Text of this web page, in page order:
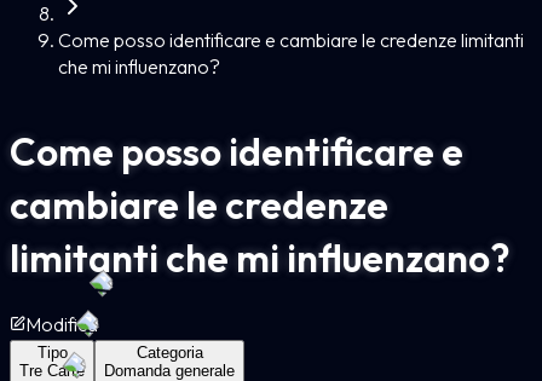
Come posso identificare e cambiare le credenze limitanti
che mi influenzano?
Come posso identificare e
cambiare le credenze
limitanti che mi influenzano?
Modifica
Tipo
Tre Carte
Categoria
Domanda generale